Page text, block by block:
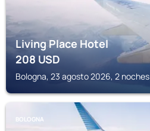
Living Place Hotel
208USD
Bologna, 23 agosto 2026, 2 noches
BOLOGNA